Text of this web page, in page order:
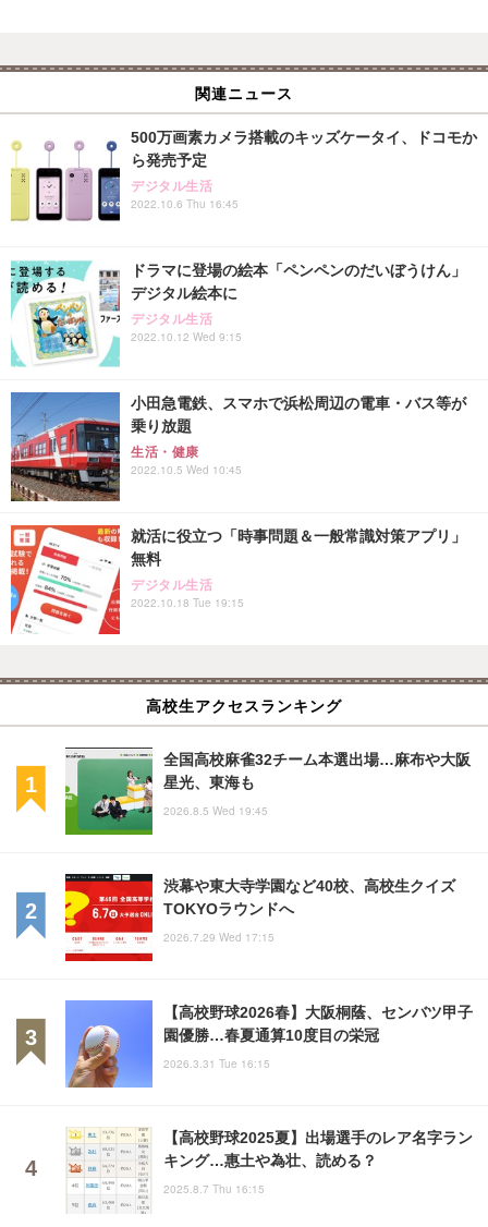
関連ニュース
500万画素カメラ搭載のキッズケータイ、ドコモか
ら発売予定
デジタル生活
2022.10.6 Thu 16:45
ドラマに登場の絵本「ペンペンのだいぼうけん」
デジタル絵本に
デジタル生活
2022.10.12 Wed 9:15
小田急電鉄、スマホで浜松周辺の電車・バス等が
乗り放題
生活・健康
2022.10.5 Wed 10:45
就活に役立つ「時事問題＆一般常識対策アプリ」
無料
デジタル生活
2022.10.18 Tue 19:15
高校生アクセスランキング
全国高校麻雀32チーム本選出場…麻布や大阪
星光、東海も
2026.8.5 Wed 19:45
渋幕や東大寺学園など40校、高校生クイズ
TOKYOラウンドへ
2026.7.29 Wed 17:15
【高校野球2026春】大阪桐蔭、センバツ甲子
園優勝…春夏通算10度目の栄冠
2026.3.31 Tue 16:15
【高校野球2025夏】出場選手のレア名字ラン
キング…惠土や為壮、読める？
2025.8.7 Thu 16:15